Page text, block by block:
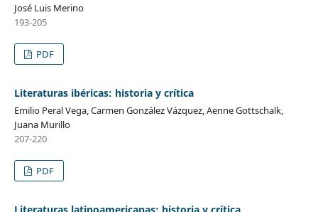
José Luis Merino
193-205
PDF
Literaturas ibéricas: historia y crítica
Emilio Peral Vega, Carmen González Vázquez, Aenne Gottschalk,
Juana Murillo
207-220
PDF